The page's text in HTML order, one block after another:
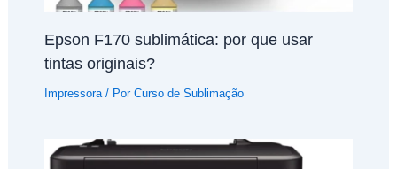
Epson F170 sublimática: por que usar
tintas originais?
Impressora/ Por Curso de Sublimação